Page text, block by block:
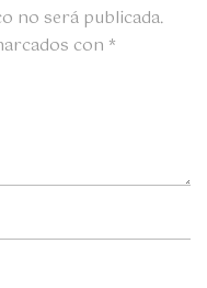
no será publicada.
con *